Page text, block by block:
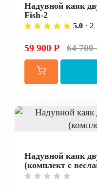
Надувной каяк
Fish-2
5.0 · 2
59 900 Р 64 700
Надувной каяк
(комплект с